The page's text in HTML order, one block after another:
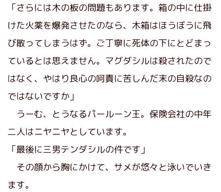
「さらには木の板の問題もあります。箱の中に仕掛
けた火薬を爆発させたのなら、木箱はほうぼうに飛
び散ってしまうはず。ご丁寧に死体の下にとどまっ
ているとは思えません。マグダシルは殺されたので
はなく、やはり良心の呵責に苦しんだ末の自殺なの
ではないですか」
うーむ、とうなるパールーン王。保険会社の中年
二人はニヤニヤとしています。
「最後に三男テンダシルの件です」
その顔から胸にかけて、サメが悠々と泳いでいき
ます。